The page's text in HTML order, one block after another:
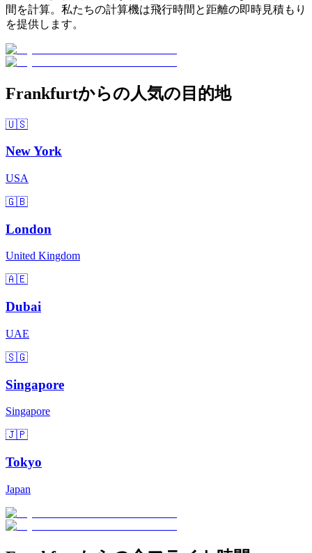
間を計算。私たちの計算機は飛行時間と距離の即時見積もり
を提供します。
Frankfurtからの人気の目的地
🇺🇸
New York
USA
🇬🇧
London
United Kingdom
🇦🇪
Dubai
UAE
🇸🇬
Singapore
Singapore
🇯🇵
Tokyo
Japan